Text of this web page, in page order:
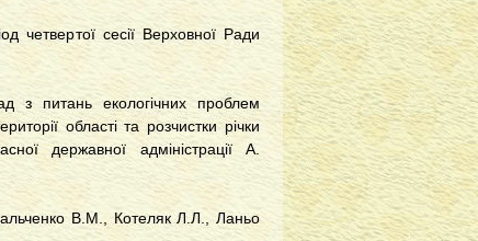
четвертої сесії Верховної Ради
з питань екологічних проблем
області та розчистки річки
державної адміністрації А.
В.М., Котеляк Л.Л., Ланьо